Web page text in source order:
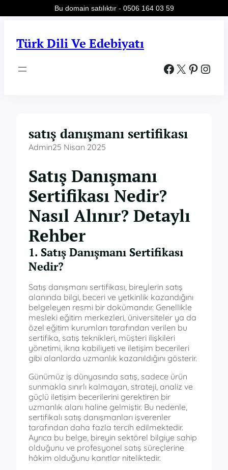
Türk Dili Ve Edebiyatı
Facebook X Pinterest Instagram
satış danışmanı sertifikası
Admin25 Nisan 2025
Satış Danışmanı
Sertifikası Nedir?
Nasıl Alınır? Detaylı
Rehber
1. Satış Danışmanı Sertifikası
Nedir?
Satış danışmanı sertifikası, bireylerin satış
alanında bilgi, beceri ve yetkinlik kazandığını
belgeleyen resmi bir dokümandır. Genellikle
mesleki eğitim merkezleri, üniversiteler ya da
özel eğitim kurumları tarafından verilen bu
sertifika, satış teknikleri, müşteri ilişkileri
yönetimi, ikna kabiliyeti ve iletişim becerileri
gibi alanlarda uzmanlık kazanıldığını gösterir.
Günümüz iş dünyasında satış, sadece ürün
sunmakla sınırlı kalmayan, strateji, analiz ve
güçlü iletişim becerilerini gerektiren bir
uzmanlık alanı haline gelmiştir. Bu nedenle,
sertifikalı satış danışmanları işverenler
tarafından daha fazla tercih edilmektedir.
Ayrıca bu belge, bireyin sektörel bilgiye sahip
olduğunu ve profesyonel satış süreçlerine
hâkim olduğunu kanıtlar niteliktedir.
Bu domain satılıktır - 0506 164 03 59